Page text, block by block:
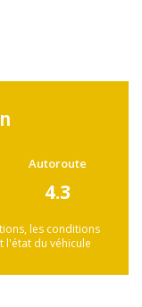
Autoroute
4.3
les conditions
l'état du véhicule